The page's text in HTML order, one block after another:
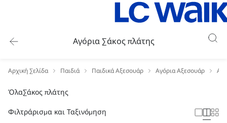
Αγόρια Σάκος πλάτης
Αρχική Σελίδα Παιδιά Παιδικά Αξεσουάρ Αγόρια Αξεσουάρ
ΌλαΣάκος πλάτης
Φιλτράρισμα και Ταξινόμηση